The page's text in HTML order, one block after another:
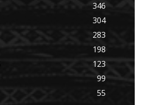
346
304
283
198
123
99
55